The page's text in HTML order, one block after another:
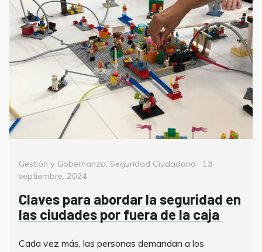
Categorías
Gestión y Gobernanza, Seguridad Ciudadana
Posted
13
septiembre, 2024
Claves para abordar la seguridad en
las ciudades por fuera de la caja
Cada vez más, las personas demandan a los